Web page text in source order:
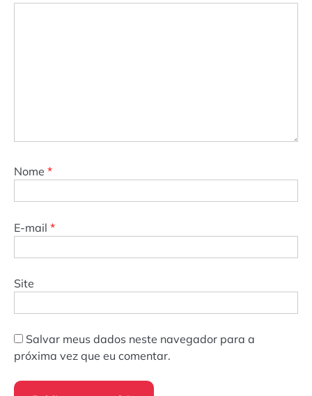
Nome *
E-mail *
Site
Salvar meus dados neste navegador para a
próxima vez que eu comentar.